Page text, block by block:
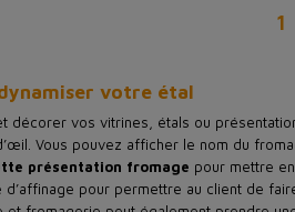
1
votre étal
décorer vos vitrines, étals ou
Vous pouvez afficher le nom du
présentation fromage pour mettre
pour permettre au client de